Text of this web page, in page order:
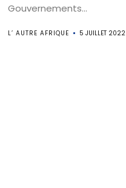
Gouvernements...
L’ AUTRE AFRIQUE 5 JUILLET 2022